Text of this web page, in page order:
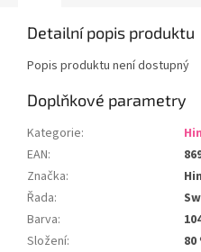
Detailní popis produktu
Popis produktu není dostupný
Doplňkové parametry
Kategorie:
EAN:
Značka:
Řada:
Barva:
Složení: